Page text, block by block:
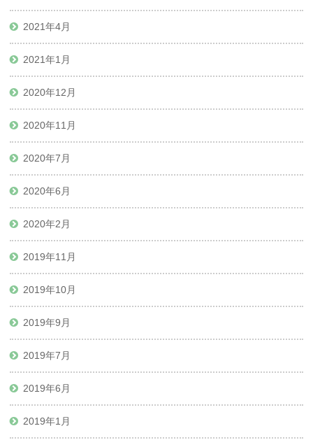
2021年4月
2021年1月
2020年12月
2020年11月
2020年7月
2020年6月
2020年2月
2019年11月
2019年10月
2019年9月
2019年7月
2019年6月
2019年1月